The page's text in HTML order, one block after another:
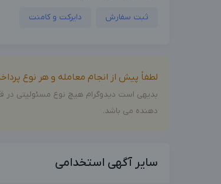
ثبت سفارش دایرکت و کامنت
لطفاً پیش از انجام معامله و هر نوع
بدیهی است دیدوگرام هیچ نوع مسئولیتی در
دهنده می باشد.
سایر آگهی استخدامی